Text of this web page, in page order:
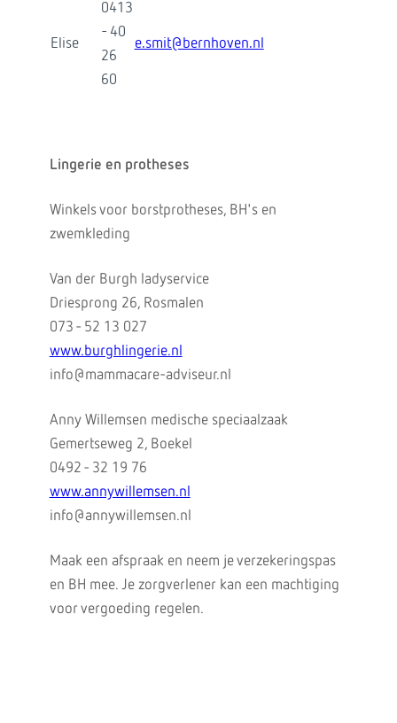
Elise
0413
- 40
26
60
e.smit@bernhoven.nl
Lingerie en protheses
Winkels voor borstprotheses, BH's en
zwemkleding
Van der Burgh ladyservice
Driesprong 26, Rosmalen
073 - 52 13 027
www.burghlingerie.nl
info@mammacare-adviseur.nl
Anny Willemsen medische speciaalzaak
Gemertseweg 2, Boekel
0492 - 32 19 76
www.annywillemsen.nl
info@annywillemsen.nl
Maak een afspraak en neem je verzekeringspas
en BH mee. Je zorgverlener kan een machtiging
voor vergoeding regelen.